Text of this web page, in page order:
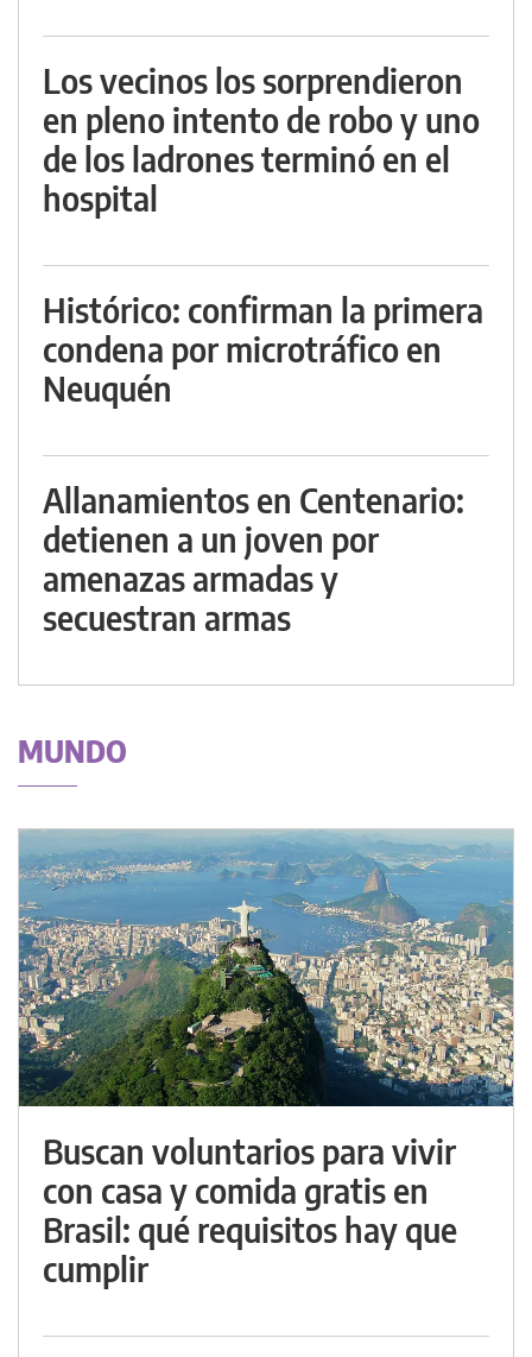
Los vecinos los sorprendieron
en pleno intento de robo y uno
de los ladrones terminó en el
hospital
Histórico: confirman la primera
condena por microtráfico en
Neuquén
Allanamientos en Centenario:
detienen a un joven por
amenazas armadas y
secuestran armas
MUNDO
Buscan voluntarios para vivir
con casa y comida gratis en
Brasil: qué requisitos hay que
cumplir